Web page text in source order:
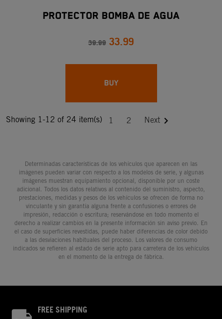
PROTECTOR BOMBA DE AGUA
39.99 33.99
BUY
Showing 1-12 of 24 item(s) 1 2 Next 
Determinadas características de los vehículos que aparecen en las
imágenes pueden variar con respecto a los modelos de serie, y algunas
imágenes muestran equipamiento opcional, disponible por un coste
adicional. Todos los datos relativos al contenido del suministro, aspecto,
prestaciones, medidas y pesos de los vehículos se ofrecen de forma no
vinculante y sin garantía alguna frente a confusiones o errores de
impresión, redacción o escritura; reservándose en todo momento el
derecho a realizar cambios en la presente información sin aviso previo. En
el caso de superficies revestidas, puede haber diferencias de color debido
a las desviaciones habituales del proceso. Los valores de consumo
indicados se refieren al estado de serie apto para carretera de los vehículos
en el momento de la entrega de fábrica.
FREE SHIPPING